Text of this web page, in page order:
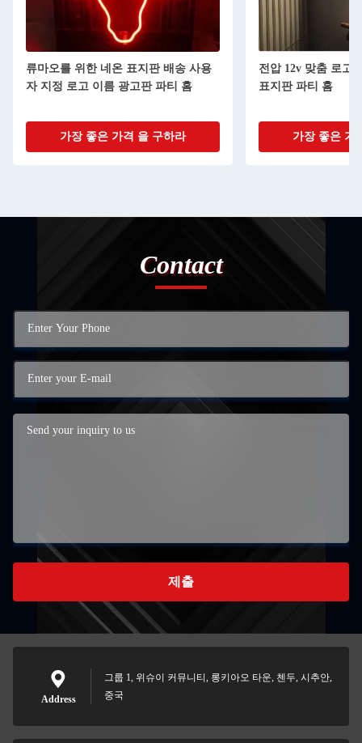
류마오를 위한 네온 표지판 배송 사용
자 지정 로고 이름 광고판 파티 홈
가장 좋은 가격 을 구하라
전압 12v 맞춤 로고
표지판 파티 홈
가장 좋은 가
Contact
제출
Address
그룹 1, 위슈이 커뮤니티, 롱키아오 타운, 첸두, 시추안,
중국